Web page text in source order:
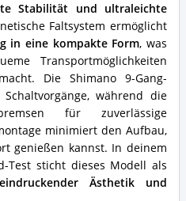
Stabilität und ultraleichte
Faltsystem ermöglicht
in eine kompakte Form, was
Transportmöglichkeiten
Die Shimano 9-Gang-
während die
für zuverlässige
minimiert den Aufbau,
genießen kannst. In deinem
Test sticht dieses Modell als
Ästhetik und